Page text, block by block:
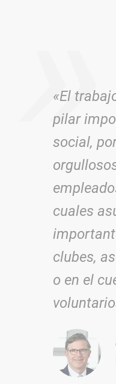
«El
pilar
social,
cuales
clubes,
o en el
»